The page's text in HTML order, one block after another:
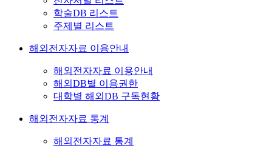
학술DB 리스트
주제별 리스트
해외전자자료 이용안내
해외전자자료 이용안내
해외DB별 이용권한
대학별 해외DB 구독현황
해외전자자료 통계
해외전자자료 통계